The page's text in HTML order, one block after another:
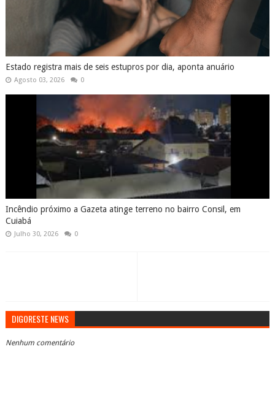
Estado registra mais de seis estupros por dia, aponta anuário
Agosto 03, 2026 0
Incêndio próximo a Gazeta atinge terreno no bairro Consil, em
Cuiabá
Julho 30, 2026 0
DIGORESTE NEWS
Nenhum comentário